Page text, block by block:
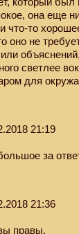
она еще
что-то
оно не
светлее
для
21:19
за
21:36
правы.